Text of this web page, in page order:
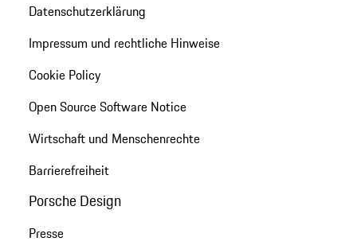
Datenschutzerklärung
Impressum und rechtliche Hinweise
Cookie Policy
Open Source Software Notice
Wirtschaft und Menschenrechte
Barrierefreiheit
Porsche Design
Presse